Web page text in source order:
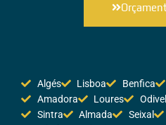
Algés Lisboa Benfica
Amadora
Loures
Sintra
Almada Seixal